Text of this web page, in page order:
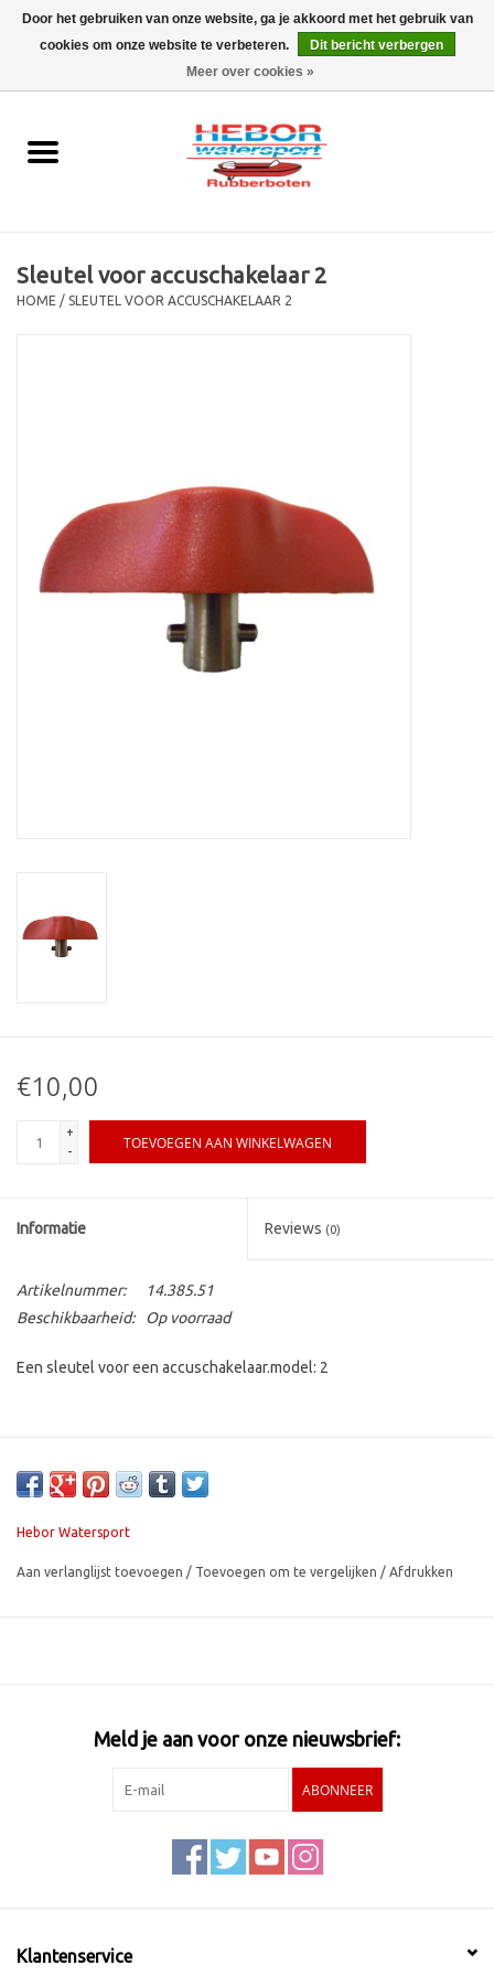
0 Artikelen - €0,00
Outboard
Trailer
Contact
Sleutel voor accuschakelaar 2
HOME / SLEUTEL VOOR ACCUSCHAKELAAR 2
€10,00
+
-
TOEVOEGEN AAN WINKELWAGEN
Informatie Reviews (0)
Artikelnummer:
14.385.51
Beschikbaarheid:
Op voorraad
Een sleutel voor een accuschakelaar.model: 2
Hebor Watersport
Aan verlanglijst toevoegen / Toevoegen om te vergelijken / Afdrukken
Meld je aan voor onze nieuwsbrief:
ABONNEER
Klantenservice
Door het gebruiken van onze website, ga je akkoord met het gebruik van
cookies om onze website te verbeteren.
Dit bericht verbergen
Meer over cookies »